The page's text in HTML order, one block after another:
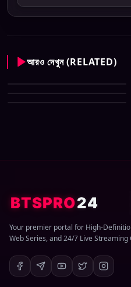
আরও দেখুন (RELATED)
Enter 10 Bangla All Serial
Download 06 August 2026 Zip
Enter 10 Bangla All Serial
Download 04 August 2026 Zip
BTSPRO24
Your premier portal for High-
Web Series, and 24/7 Live Streaming